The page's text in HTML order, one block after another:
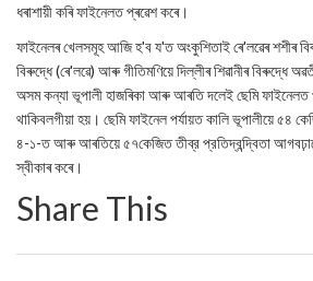
ধৰাশায়ী কৰি ফাইনেলত প্ৰৱেশ কৰে।
ফাইনেলৰ খেলসমূহ আজি হ'ব য'ত অংকুশিতাই ৰে'লৱেৰ শশীৰ
বিৰুদ্ধে (ৰে'লৱে) আৰু গীতিমণিয়ে দিল্লীৰ শিৱানীৰ বিৰুদ্ধে
অসম কন্যা ভূপালী হাজৰিকা আৰু আৰতি দলেই ছেমি ফাইনেলত
থাকিবলগীয়া হয়। ছেমি ফাইনেল পর্যায়ত কালি ভূপালীয়ে ৫৪
৪-১-ত আৰু আৰতিয়ে ৫৭কেজিত তীব্র প্রতিদ্বন্দ্বিতা
স্বীকাৰ কৰে।
Share This